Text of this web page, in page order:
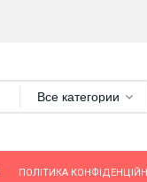
Все категории
ПОЛІТИКА